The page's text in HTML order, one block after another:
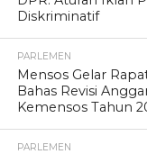
Diskriminatif
PARLEMEN
Mensos Gelar
Bahas Revisi
Kemensos Tahun
PARLEMEN